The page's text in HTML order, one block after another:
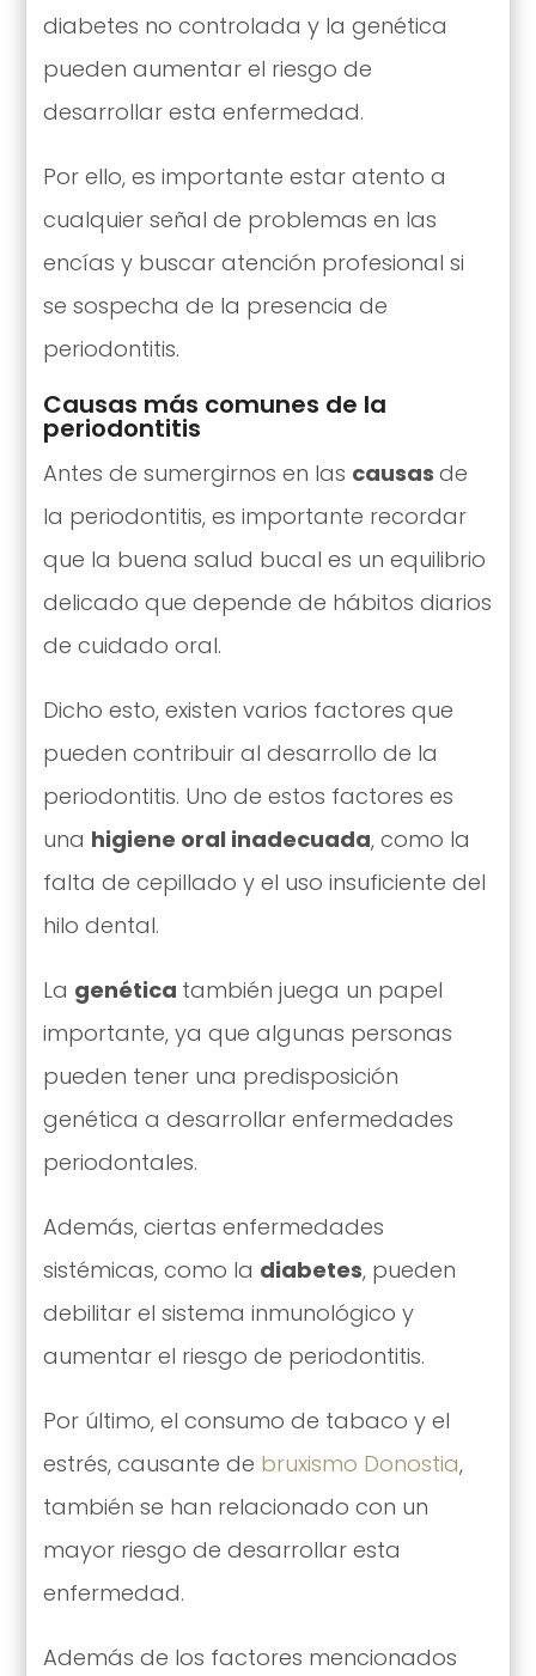
diabetes no controlada y la genética
pueden aumentar el riesgo de
desarrollar esta enfermedad.
Por ello, es importante estar atento a
cualquier señal de problemas en las
encías y buscar atención profesional si
se sospecha de la presencia de
periodontitis.
Causas más comunes de la
periodontitis
Antes de sumergirnos en las causas de
la periodontitis, es importante recordar
que la buena salud bucal es un equilibrio
delicado que depende de hábitos diarios
de cuidado oral.
Dicho esto, existen varios factores que
pueden contribuir al desarrollo de la
periodontitis. Uno de estos factores es
una higiene oral inadecuada, como la
falta de cepillado y el uso insuficiente del
hilo dental.
La genética también juega un papel
importante, ya que algunas personas
pueden tener una predisposición
genética a desarrollar enfermedades
periodontales.
Además, ciertas enfermedades
sistémicas, como la diabetes, pueden
debilitar el sistema inmunológico y
aumentar el riesgo de periodontitis.
Por último, el consumo de tabaco y el
estrés, causante de bruxismo Donostia,
también se han relacionado con un
mayor riesgo de desarrollar esta
enfermedad.
Además de los factores mencionados